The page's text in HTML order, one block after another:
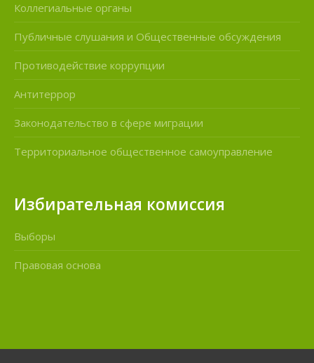
Коллегиальные органы
Публичные слушания и Общественные обсуждения
Противодействие коррупции
Антитеррор
Законодательство в сфере миграции
Территориальное общественное самоуправление
Избирательная комиссия
Выборы
Правовая основа